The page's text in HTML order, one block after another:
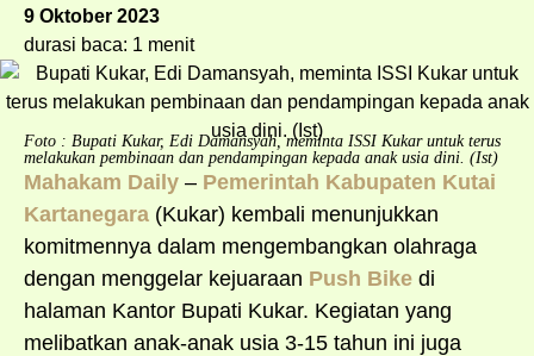
9 Oktober 2023
durasi baca: 1 menit
Foto : Bupati Kukar, Edi Damansyah, meminta ISSI Kukar untuk terus
melakukan pembinaan dan pendampingan kepada anak usia dini. (Ist)
Mahakam Daily – Pemerintah Kabupaten Kutai
Kartanegara (Kukar) kembali menunjukkan
komitmennya dalam mengembangkan olahraga
dengan menggelar kejuaraan Push Bike di
halaman Kantor Bupati Kukar. Kegiatan yang
melibatkan anak-anak usia 3-15 tahun ini juga